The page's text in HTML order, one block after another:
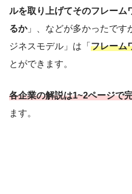
ルを取り上げてそのフレーム
るか」、などが多かったです
ジネスモデル」は「フレーム
とができます。
各企業の解説は1~2ページで
ます。